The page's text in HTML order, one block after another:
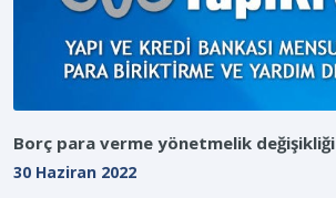
Borç para verme yönetmelik değişikliği
30 Haziran 2022